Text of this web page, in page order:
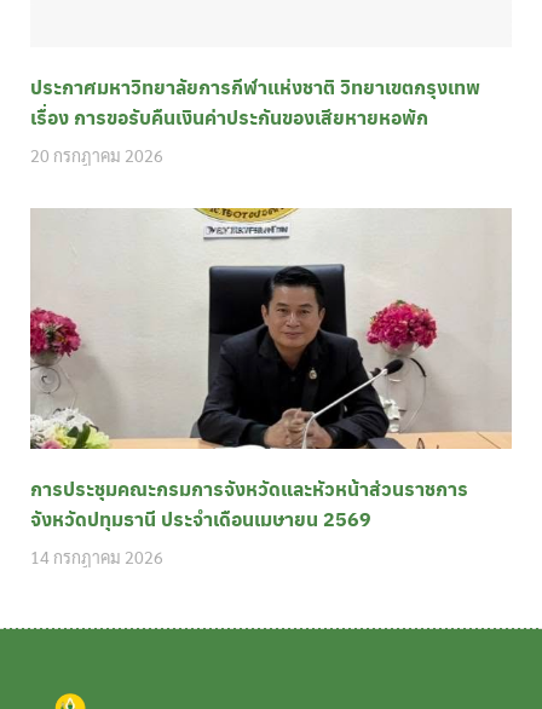
ประกาศมหาวิทยาลัยการกีฬาแห่งชาติ วิทยาเขตกรุงเทพ
เรื่อง การขอรับคืนเงินค่าประกันของเสียหายหอพัก
20 กรกฎาคม 2026
การประชุมคณะกรมการจังหวัดและหัวหน้าส่วนราชการ
จังหวัดปทุมธานี ประจำเดือนเมษายน 2569
14 กรกฎาคม 2026